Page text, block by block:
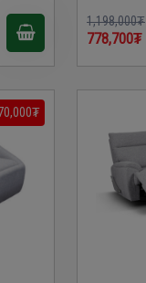
1,198,000₮
778,700₮